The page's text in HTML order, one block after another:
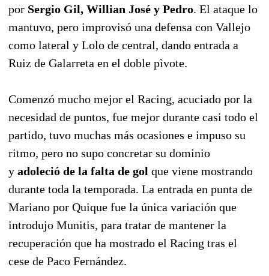
por Sergio Gil, Willian José y Pedro. El ataque lo
mantuvo, pero improvisó una defensa con Vallejo
como lateral y Lolo de central, dando entrada a
Ruiz de Galarreta en el doble pìvote.
Comenzó mucho mejor el Racing, acuciado por la
necesidad de puntos, fue mejor durante casi todo el
partido, tuvo muchas más ocasiones e impuso su
ritmo, pero no supo concretar su dominio
y adoleció de la falta de gol que viene mostrando
durante toda la temporada. La entrada en punta de
Mariano por Quique fue la única variación que
introdujo Munitis, para tratar de mantener la
recuperación que ha mostrado el Racing tras el
cese de Paco Fernández.